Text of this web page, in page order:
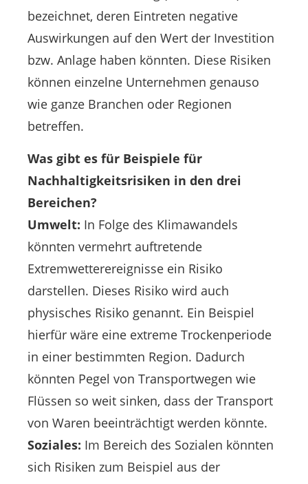
bezeichnet, deren Eintreten negative
Auswirkungen auf den Wert der Investition
bzw. Anlage haben könnten. Diese Risiken
können einzelne Unternehmen genauso
wie ganze Branchen oder Regionen
betreffen.
Was gibt es für Beispiele für
Nachhaltigkeitsrisiken in den drei
Bereichen?
Umwelt: In Folge des Klimawandels
könnten vermehrt auftretende
Extremwetterereignisse ein Risiko
darstellen. Dieses Risiko wird auch
physisches Risiko genannt. Ein Beispiel
hierfür wäre eine extreme Trockenperiode
in einer bestimmten Region. Dadurch
könnten Pegel von Transportwegen wie
Flüssen so weit sinken, dass der Transport
von Waren beeinträchtigt werden könnte.
Soziales: Im Bereich des Sozialen könnten
sich Risiken zum Beispiel aus der